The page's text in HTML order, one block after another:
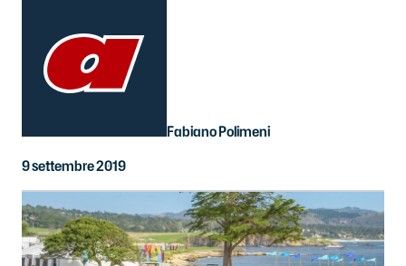
Fabiano Polimeni
9 settembre 2019